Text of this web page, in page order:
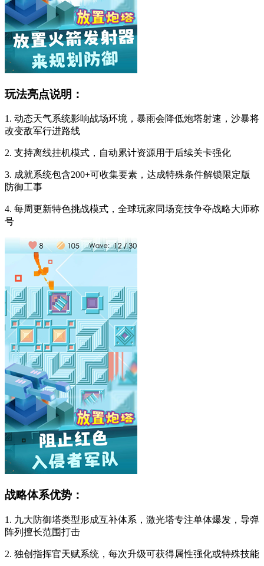
玩法亮点说明：
1. 动态天气系统影响战场环境，暴雨会降低炮塔射速，沙暴将
改变敌军行进路线
2. 支持离线挂机模式，自动累计资源用于后续关卡强化
3. 成就系统包含200+可收集要素，达成特殊条件解锁限定版
防御工事
4. 每周更新特色挑战模式，全球玩家同场竞技争夺战略大师称
号
战略体系优势：
1. 九大防御塔类型形成互补体系，激光塔专注单体爆发，导弹
阵列擅长范围打击
2. 独创指挥官天赋系统，每次升级可获得属性强化或特殊技能